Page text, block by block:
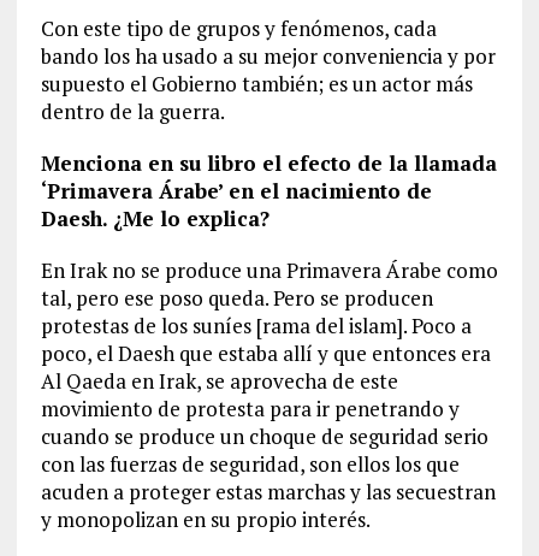
Con este tipo de grupos y fenómenos, cada
bando los ha usado a su mejor conveniencia y por
supuesto el Gobierno también; es un actor más
dentro de la guerra.
Menciona en su libro el efecto de la llamada
‘Primavera Árabe’ en el nacimiento de
Daesh. ¿Me lo explica?
En Irak no se produce una Primavera Árabe como
tal, pero ese poso queda. Pero se producen
protestas de los suníes [rama del islam]. Poco a
poco, el Daesh que estaba allí y que entonces era
Al Qaeda en Irak, se aprovecha de este
movimiento de protesta para ir penetrando y
cuando se produce un choque de seguridad serio
con las fuerzas de seguridad, son ellos los que
acuden a proteger estas marchas y las secuestran
y monopolizan en su propio interés.